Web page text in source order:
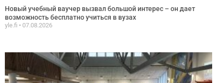
Новый учебный ваучер вызвал большой интерес – он дает
возможность бесплатно учиться в вузах
yle.fi 07.08.2026